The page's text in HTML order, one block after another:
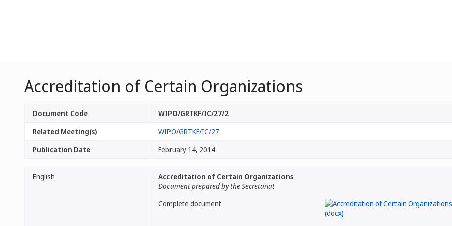
Accreditation of Certain Organizations
Document Code
WIPO/GRTKF/IC/27/2
Related Meeting(s)
WIPO/GRTKF/IC/27
Publication Date
February 14, 2014
English
Accreditation of Certain Organizations
Document prepared by the Secretariat
Complete document